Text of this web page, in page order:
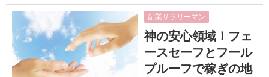
副業サラリーマン
神の安心領域！フェ
ースセーフとフール
プルーフで稼ぎの地